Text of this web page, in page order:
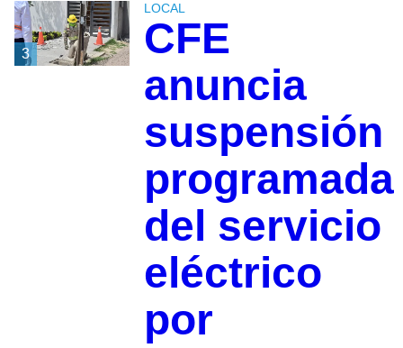
3
LOCAL
CFE
anuncia
suspensión
programada
del servicio
eléctrico
por